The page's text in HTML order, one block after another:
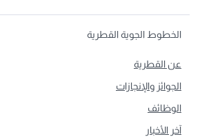
الخطوط الجوية القطرية
عن القطرية
الجوائز والإنجازات
الوظائف
آخر الأخبار